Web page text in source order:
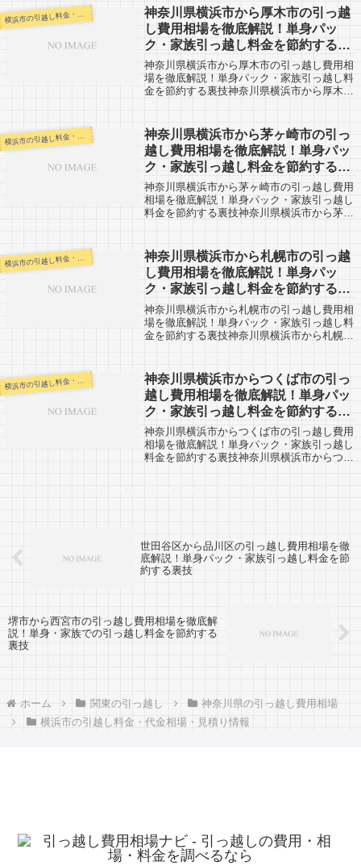
できる業者さんなどもいます。料金ダウン
の...
横
神奈川県横浜市から厚木市の引っ越
し費用相場を徹底解説！単身パッ
ク・家族引っ越し料金を節約する裏
技
神奈川県横浜市から厚木市の引っ越し費用相
場を徹底解説！単身パック・家族引っ越し料
金を節約する裏技神奈川県横浜市から厚木市
さい。厚木市までは約40kmほど距離があ...
横 浜市の引越し料金・代金相場・見積り情報
神奈川県横浜市から茅ヶ崎市の引っ
越し費用相場を徹底解説！単身パッ
ク・家族引っ越し料金を節約する裏
技
神奈川県横浜市から茅ヶ崎市の引っ越し費用
相場を徹底解説！単身パック・家族引っ越し
料金を節約する裏技神奈川県横浜市から茅ヶ
てください。茅ヶ崎市までは約30km。遠...
横 浜市の引越し料金・代金相場・見積り情報
神奈川県横浜市から札幌市の引っ越
し費用相場を徹底解説！単身パッ
ク・家族引っ越し料金を節約する裏
技
神奈川県横浜市から札幌市の引っ越し費用相
場を徹底解説！単身パック・家族引っ越し料
金を節約する裏技神奈川県横浜市から札幌市
してください。神奈川県横浜市から札幌市
ま...
横
神奈川県横浜市からつくば市の引っ
越し費用相場を徹底解説！単身パッ
ク・家族引っ越し料金を節約する裏
技
神奈川県横浜市からつくば市の引っ越し費用
相場を徹底解説！単身パック・家族引っ越し
料金を節約する裏技神奈川県横浜市からつく
世田谷区から品川区の引っ越し費用相場を徹
底解説！単身パック・家族引っ越し料金を節
約する裏技
堺市から西宮市の引っ越し費用相場を徹底解
説！単身・家族での引っ越し料金を節約する
裏技
ホーム 関東の引っ越し
神奈川県の引っ越し費用相場
横浜市の引越し料金・代金相場・見積り情報